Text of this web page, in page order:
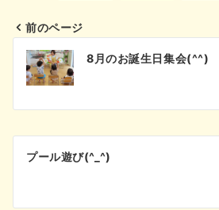
投
稿
ビ
前のページ
8月のお誕生日集会(^^)
プール遊び(^_^)